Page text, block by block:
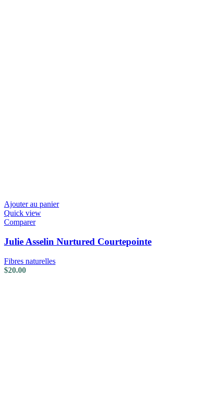
Ajouter au panier
Quick view
Comparer
Julie Asselin Nurtured Courtepointe
Fibres naturelles
$20.00